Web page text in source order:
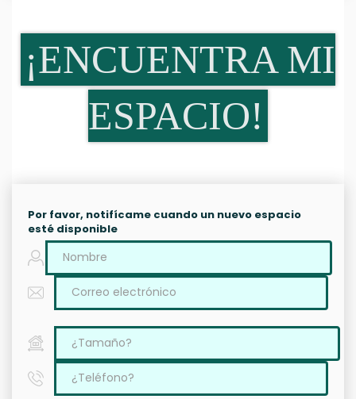
¡ENCUENTRA MI
ESPACIO!
Por favor, notifícame cuando un nuevo espacio
esté disponible